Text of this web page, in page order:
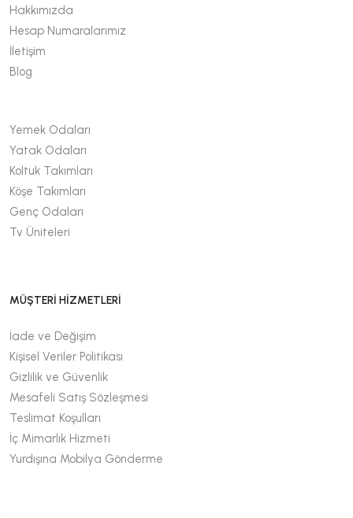
Hakkımızda
Hesap Numaralarımız
İletişim
Blog
Yemek Odaları
Yatak Odaları
Koltuk Takımları
Köşe Takımları
Genç Odaları
Tv Üniteleri
MÜŞTERİ HİZMETLERİ
İade ve Değişim
Kişisel Veriler Politikası
Gizlilik ve Güvenlik
Mesafeli Satış Sözleşmesi
Teslimat Koşulları
İç Mimarlık Hizmeti
Yurdışına Mobilya Gönderme